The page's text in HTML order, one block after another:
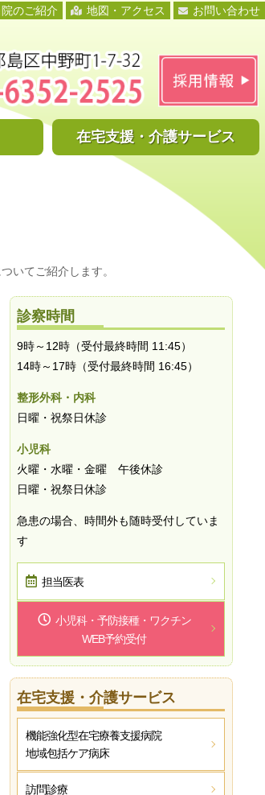
院のご紹介 地図・アクセス お問い合わせ
在宅支援・ 介護サービス
いてご紹介します。
診察時間
9時～12時（受付最終時間 11:45）
14時～17時（受付最終時間 16:45）
整形外科・内科
日曜・祝祭日休診
小児科
火曜・水曜・金曜 午後休診
日曜・祝祭日休診
急患の場合、時間外も随時受付していま
す
担当医表
小児科・予防接種・ワクチン
WEB予約受付
在宅支援・介護サービス
機能強化型在宅療養支援病院
地域包括ケア病床
訪問診療